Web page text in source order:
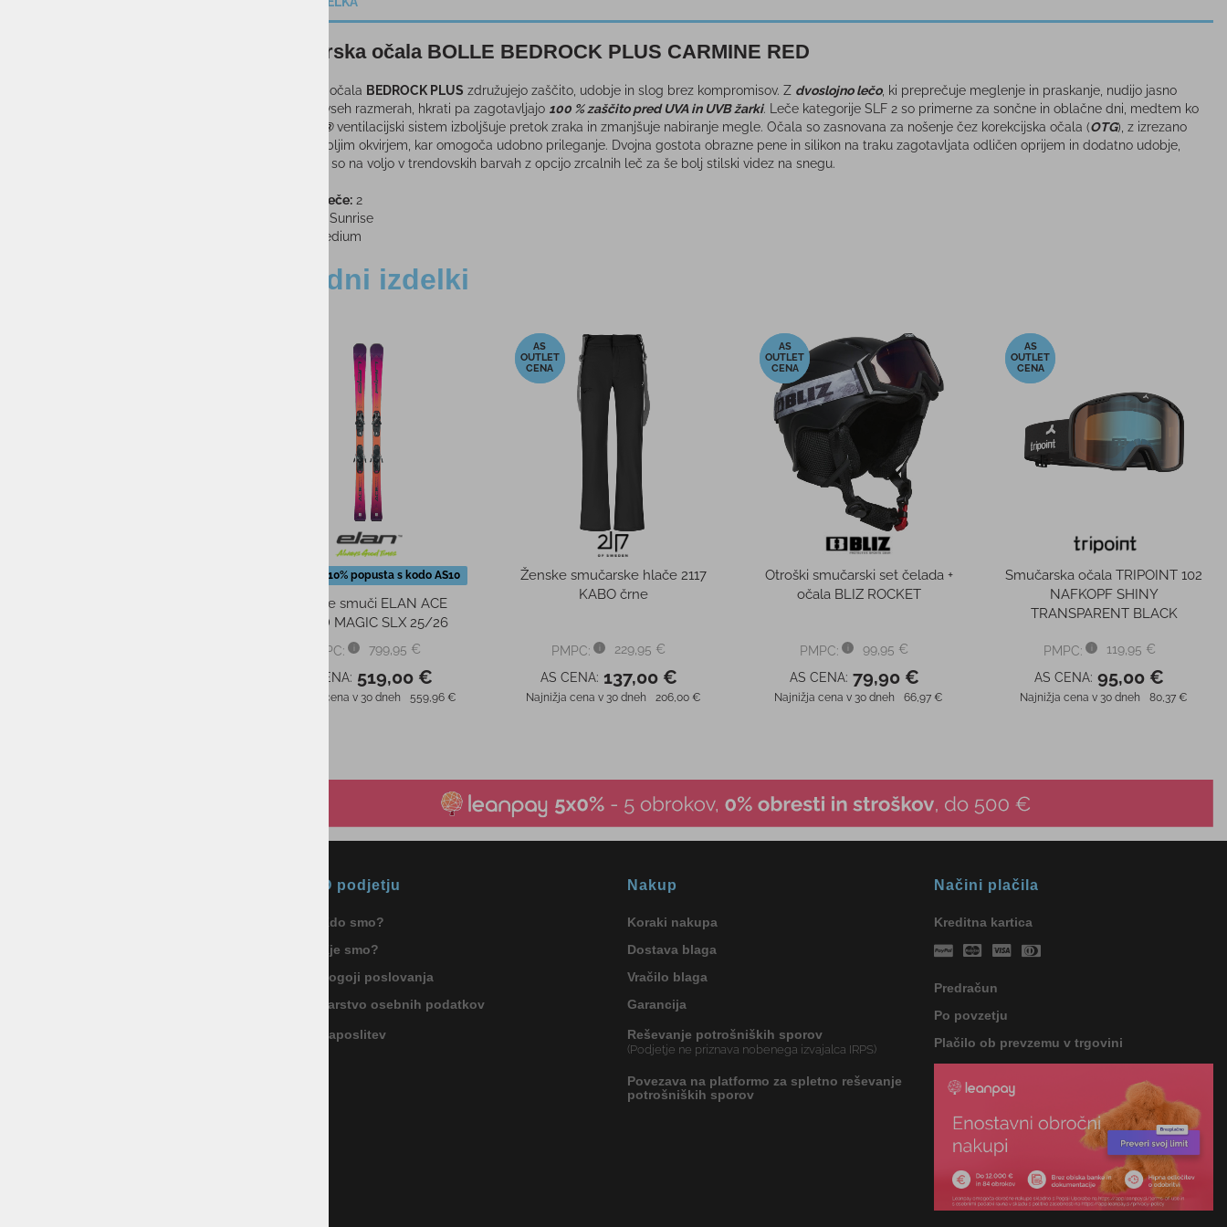
Smučarska očala BOLLE BEDROCK PLUS CARMINE RED
Smučarska očala BEDROCK PLUS združujejo zaščito, udobje in slog brez kompromisov. Z dvoslojno lečo, ki preprečuje meglenje in praskanje, nudijo jasno
vidljivost v vseh razmerah, hkrati pa zagotavljajo 100 % zaščito pred UVA in UVB žarki. Leče kategorije SLF 2 so primerne za sončne in oblačne dni, medtem ko
Flow-Tech®ventilacijski sistem izboljšuje pretok zraka in zmanjšuje nabiranje megle. Očala so zasnovana za nošenje čez korekcijska očala (OTG), z izrezano
peno in globljim okvirjem, kar omogoča udobno prileganje. Dvojna gostota obrazne pene in silikon na traku zagotavljata odličen oprijem in dodatno udobje,
medtem ko so na voljo v trendovskih barvah z opcijo zrcalnih leč za še bolj stilski videz na snegu.
Kategorija leče:2
Sunrise
Medium
Sorodni izdelki
Ženske smuči ELAN ACE
SPEED MAGIC SLX 25/26
Dodatnih 10% popusta s kodo AS10
PMPC:
799,95 €
AS CENA: 519,00 €
Najnižja cena v 30 dneh 559,96 €
-40%
Ženske smučarske hlače 2117
KABO črne
PMPC:
229,95 €
AS CENA: 137,00 €
Najnižja cena v 30 dneh 206,00 €
-20%
Otroški smučarski set čelada +
očala BLIZ ROCKET
PMPC:
99,95 €
AS CENA: 79,90 €
Najnižja cena v 30 dneh 66,97 €
-21%
Smučarska očala TRIPOINT 102
NAFKOPF SHINY
TRANSPARENT BLACK
PMPC:
119,95 €
AS CENA: 95,00 €
Najnižja cena v 30 dneh 80,37 €
O podjetju
Kdo smo?
Kje smo?
Pogoji poslovanja
Varstvo osebnih podatkov
Zaposlitev
Nakup
Koraki nakupa
Dostava blaga
Vračilo blaga
Garancija
Reševanje potrošniških sporov
(Podjetje ne priznava nobenega izvajalca IRPS)
Povezava na platformo za spletno reševanje
potrošniških sporov
Načini plačila
Kreditna kartica
Predračun
Po povzetju
Plačilo ob prevzemu v trgovini